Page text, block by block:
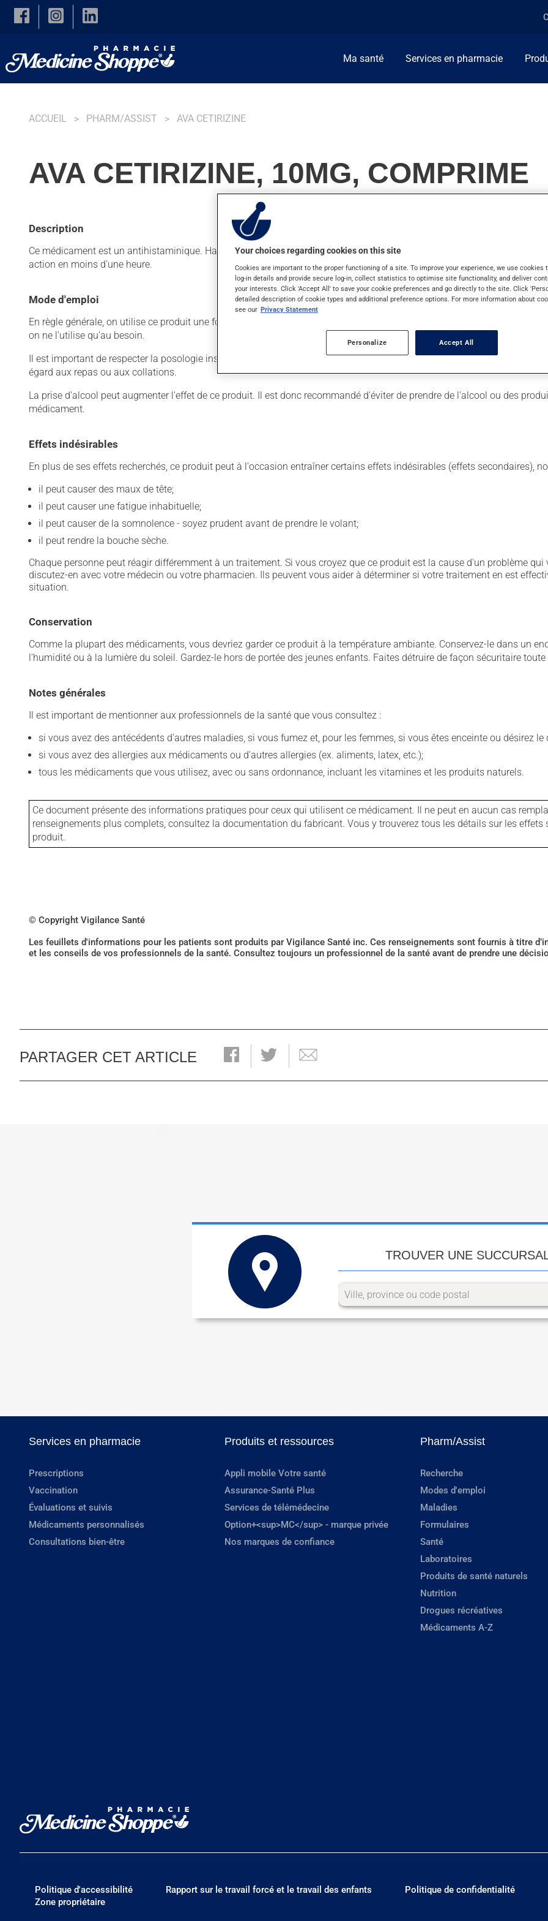
Skip to main content
Ma santé Services en pharmacie
ACCUEIL PHARM/ASSIST AVA CETIRIZINE
AVA CETIRIZINE, 10MG, COMPRIME
Description
Ce médicament est un antihistaminique. Habituellement, on l'utilise pour les démangeaisons ou pour la rhinite
action en moins d'une heure.
Mode d'emploi
En règle générale, on utilise ce produit une fois par jour. Il est possible que votre pharmacien vous ait indiqué un
on ne l'utilise qu'au besoin.
Il est important de respecter la posologie inscrite sur l'étiquette. N'en utilisez pas plus, ni plus souvent qu'indiqué. Ce
égard aux repas ou aux collations.
La prise d'alcool peut augmenter l'effet de ce produit. Il est donc recommandé d'éviter de prendre de l'alcool ou des
médicament.
Effets indésirables
En plus de ses effets recherchés, ce produit peut à l'occasion entraîner certains effets indésirables (effets secondaires),
il peut causer des maux de tête;
il peut causer une fatigue inhabituelle;
il peut causer de la somnolence - soyez prudent avant de prendre le volant;
il peut rendre la bouche sèche.
Chaque personne peut réagir différemment à un traitement. Si vous croyez que ce produit est la cause d'un problème
discutez-en avec votre médecin ou votre pharmacien. Ils peuvent vous aider à déterminer si votre traitement en est
situation.
Conservation
Comme la plupart des médicaments, vous devriez garder ce produit à la température ambiante. Conservez-le dans un
l'humidité ou à la lumière du soleil. Gardez-le hors de portée des jeunes enfants. Faites détruire de façon sécuritaire
Notes générales
Il est important de mentionner aux professionnels de la santé que vous consultez :
si vous avez des antécédents d'autres maladies, si vous fumez et, pour les femmes, si vous êtes enceinte ou désirez le
si vous avez des allergies aux médicaments ou d'autres allergies (ex. aliments, latex, etc.);
tous les médicaments que vous utilisez, avec ou sans ordonnance, incluant les vitamines et les produits naturels.
Ce document présente des informations pratiques pour ceux qui utilisent ce médicament. Il ne peut en aucun cas
renseignements plus complets, consultez la documentation du fabricant. Vous y trouverez tous les détails sur les
produit.
© Copyright Vigilance Santé
Les feuillets d'informations pour les patients sont produits par Vigilance Santé inc. Ces renseignements sont fournis à titre
et les conseils de vos professionnels de la santé. Consultez toujours un professionnel de la santé avant de prendre une
PARTAGER CET ARTICLE
TROUVER UNE
Services en pharmacie
Prescriptions
Vaccination
Évaluations et suivis
Médicaments personnalisés
Consultations bien-être
Produits et ressources
Appli mobile Votre santé
Assurance-Santé Plus
Services de télémédecine
Option+<sup>MC</sup> - marque privée
Nos marques de confiance
Pharm/Assist
Recherche
Modes d'emploi
Maladies
Formulaires
Santé
Laboratoires
Produits de santé naturels
Nutrition
Drogues récréatives
Médicaments A-Z
Politique d'accessibilité Rapport sur le travail forcé et le travail des enfants
Politique de confidentialité
Zone propriétaire
Your choices regarding cookies on this site
Cookies are important to the proper functioning of a site. To improve your experience, we use cookies
log-in details and provide secure log-in, collect statistics to optimise site functionality, and deliver
your interests. Click 'Accept All' to save your cookie preferences and go directly to the site. Click
detailed description of cookie types and additional preference options. For more information about
see our Privacy Statement
Personalize Accept All